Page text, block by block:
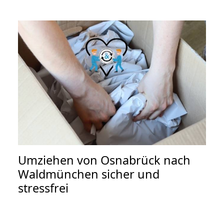
Umziehen von Osnabrück nach
Waldmünchen sicher und
stressfrei